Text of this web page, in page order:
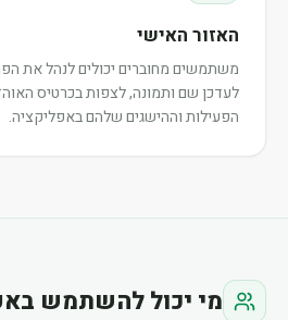
האזור האישי
משתמשים מחוברים יכולים לנהל את
לעדכן שם ותמונה, לצפות בכרטיס
הפעילות וההישגים שלהם באפליקציה.
מי יכול להשתמש